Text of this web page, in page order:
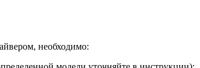
необходимо: